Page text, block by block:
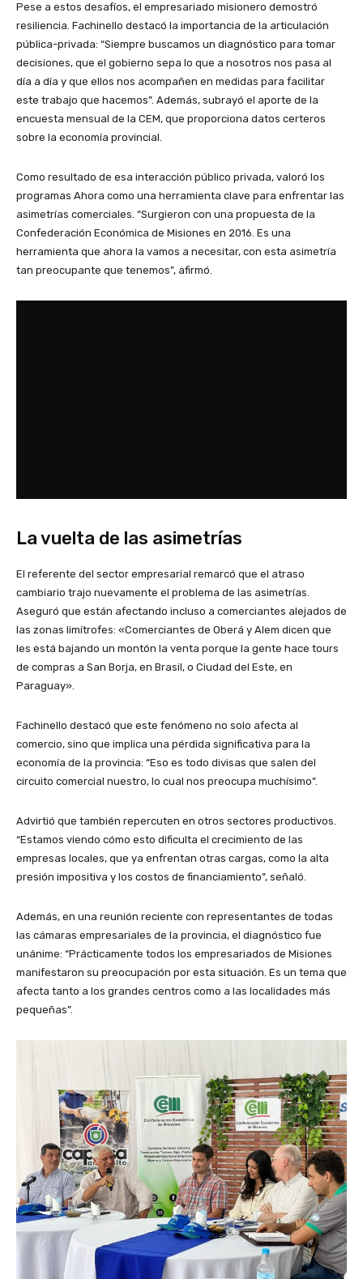
Pese a estos desafíos, el empresariado misionero demostró
resiliencia. Fachinello destacó la importancia de la articulación
pública-privada: “Siempre buscamos un diagnóstico para tomar
decisiones, que el gobierno sepa lo que a nosotros nos pasa al
día a día y que ellos nos acompañen en medidas para facilitar
este trabajo que hacemos”. Además, subrayó el aporte de la
encuesta mensual de la CEM, que proporciona datos certeros
sobre la economía provincial.
Como resultado de esa interacción público privada, valoró los
programas Ahora como una herramienta clave para enfrentar las
asimetrías comerciales. “Surgieron con una propuesta de la
Confederación Económica de Misiones en 2016. Es una
herramienta que ahora la vamos a necesitar, con esta asimetría
tan preocupante que tenemos”, afirmó.
La vuelta de las asimetrías
El referente del sector empresarial remarcó que el atraso
cambiario trajo nuevamente el problema de las asimetrías.
Aseguró que están afectando incluso a comerciantes alejados de
las zonas limítrofes: «Comerciantes de Oberá y Alem dicen que
les está bajando un montón la venta porque la gente hace tours
de compras a San Borja, en Brasil, o Ciudad del Este, en
Paraguay».
Fachinello destacó que este fenómeno no solo afecta al
comercio, sino que implica una pérdida significativa para la
economía de la provincia: “Eso es todo divisas que salen del
circuito comercial nuestro, lo cual nos preocupa muchísimo”.
Advirtió que también repercuten en otros sectores productivos.
“Estamos viendo cómo esto dificulta el crecimiento de las
empresas locales, que ya enfrentan otras cargas, como la alta
presión impositiva y los costos de financiamiento”, señaló.
Además, en una reunión reciente con representantes de todas
las cámaras empresariales de la provincia, el diagnóstico fue
unánime: “Prácticamente todos los empresariados de Misiones
manifestaron su preocupación por esta situación. Es un tema que
afecta tanto a los grandes centros como a las localidades más
pequeñas”.